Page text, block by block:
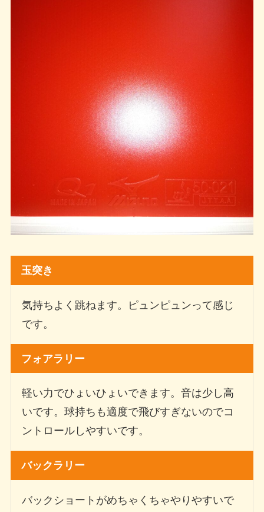
玉突き
気持ちよく跳ねます。ピュンピュンって感じ
です。
フォアラリー
軽い力でひょいひょいできます。音は少し高
いです。球持ちも適度で飛びすぎないのでコ
ントロールしやすいです。
バックラリー
バックショートがめちゃくちゃやりやすいで